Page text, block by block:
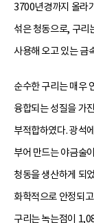
3700년경까지 올라
섞은 청동으로, 구리
사용해 오고 있는 금
순수한 구리는 매우
융합되는 성질을 가
부적합하였다. 광석
부어 만드는 야금술
청동을 생산하게 되
화학적으로 안정되
구리는 녹는점이